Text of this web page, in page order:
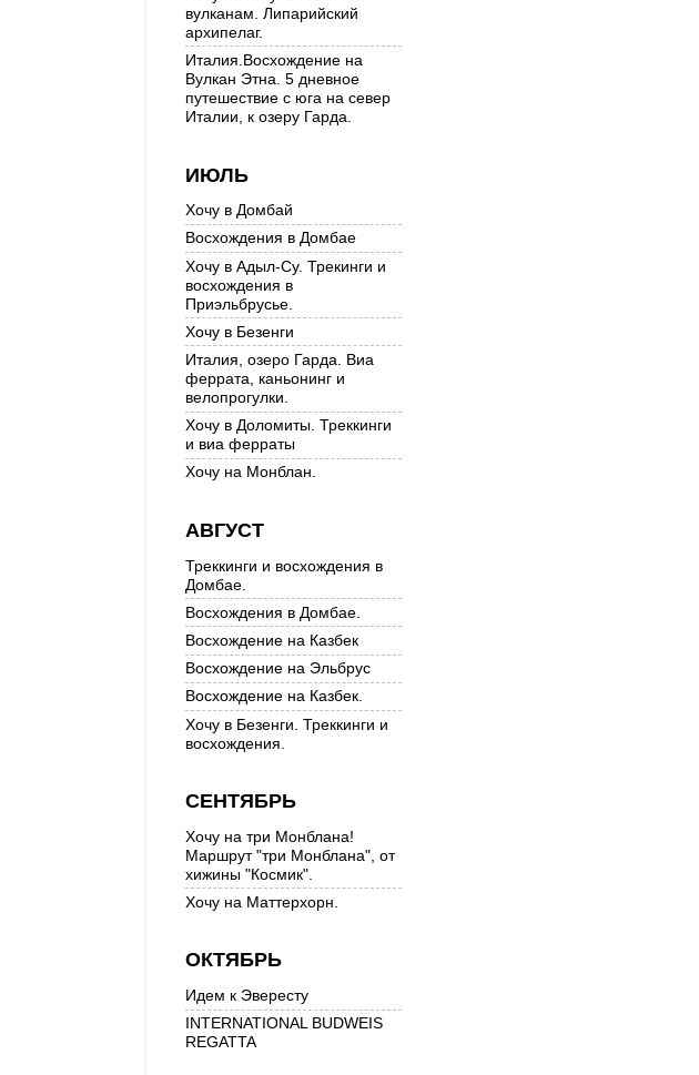
вулканам. Липарийский
архипелаг.
Италия.Восхождение на
Вулкан Этна. 5 дневное
путешествие с юга на север
Италии, к озеру Гарда.
ИЮЛЬ
Хочу в Домбай
Восхождения в Домбае
Хочу в Адыл-Су. Трекинги и
восхождения в
Приэльбрусье.
Хочу в Безенги
Италия, озеро Гарда. Виа
феррата, каньонинг и
велопрогулки.
Хочу в Доломиты. Треккинги
и виа ферраты
Хочу на Монблан.
АВГУСТ
Треккинги и восхождения в
Домбае.
Восхождения в Домбае.
Восхождение на Казбек
Восхождение на Эльбрус
Восхождение на Казбек.
Хочу в Безенги. Треккинги и
восхождения.
СЕНТЯБРЬ
Хочу на три Монблана!
Маршрут "три Монблана", от
хижины "Космик".
Хочу на Маттерхорн.
ОКТЯБРЬ
Идем к Эвересту
INTERNATIONAL BUDWEIS
REGATTA